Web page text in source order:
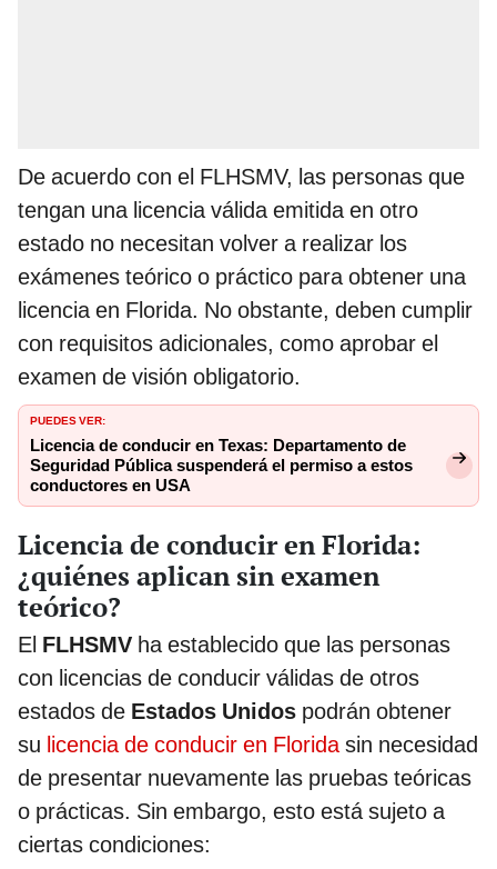
De acuerdo con el FLHSMV, las personas que
tengan una licencia válida emitida en otro
estado no necesitan volver a realizar los
exámenes teórico o práctico para obtener una
licencia en Florida. No obstante, deben cumplir
con requisitos adicionales, como aprobar el
examen de visión obligatorio.
PUEDES VER:
Licencia de conducir en Texas: Departamento de
Seguridad Pública suspenderá el permiso a estos
conductores en USA
Licencia de conducir en Florida:
¿quiénes aplican sin examen
teórico?
El FLHSMV ha establecido que las personas
con licencias de conducir válidas de otros
estados de Estados Unidos podrán obtener
su licencia de conducir en Floridasin necesidad
de presentar nuevamente las pruebas teóricas
o prácticas. Sin embargo, esto está sujeto a
ciertas condiciones: